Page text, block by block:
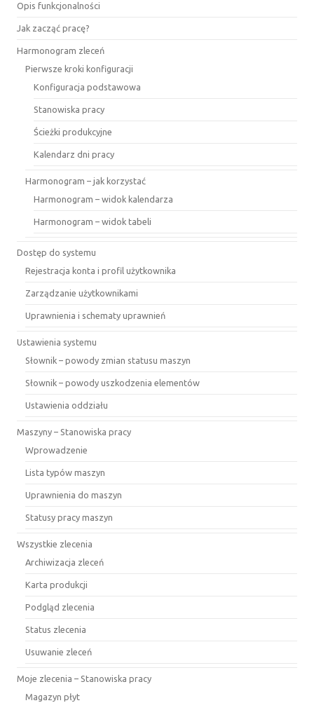
Opis funkcjonalności
Jak zacząć pracę?
Harmonogram zleceń
Pierwsze kroki konfiguracji
Konfiguracja podstawowa
Stanowiska pracy
Ścieżki produkcyjne
Kalendarz dni pracy
Harmonogram – jak korzystać
Harmonogram – widok kalendarza
Harmonogram – widok tabeli
Dostęp do systemu
Rejestracja konta i profil użytkownika
Zarządzanie użytkownikami
Uprawnienia i schematy uprawnień
Ustawienia systemu
Słownik – powody zmian statusu maszyn
Słownik – powody uszkodzenia elementów
Ustawienia oddziału
Maszyny – Stanowiska pracy
Wprowadzenie
Lista typów maszyn
Uprawnienia do maszyn
Statusy pracy maszyn
Wszystkie zlecenia
Archiwizacja zleceń
Karta produkcji
Podgląd zlecenia
Status zlecenia
Usuwanie zleceń
Moje zlecenia – Stanowiska pracy
Magazyn płyt